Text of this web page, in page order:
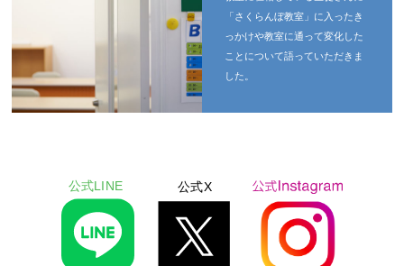
「さくらんぼ教室」に入ったき
っかけや教室に通って変化した
ことについて語っていただきま
した。